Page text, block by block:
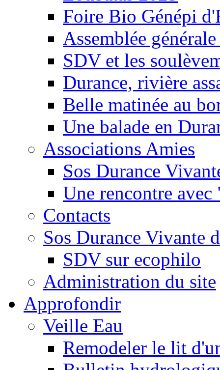
Foire Bio Génépi
Assemblée
SDV et les
Durance, rivière
Belle matinée au
Une balade en
Associations Amies
Sos Durance
Une rencontre
Contacts
Sos Durance Vivante
SDV sur ecophilo
Administration du site
Approfondir
Veille Eau
Remodeler le lit